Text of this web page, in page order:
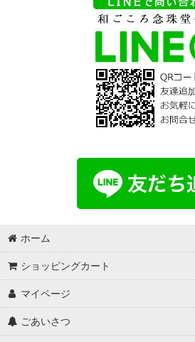
ホーム
ショッピングカート
マイページ
ごあいさつ